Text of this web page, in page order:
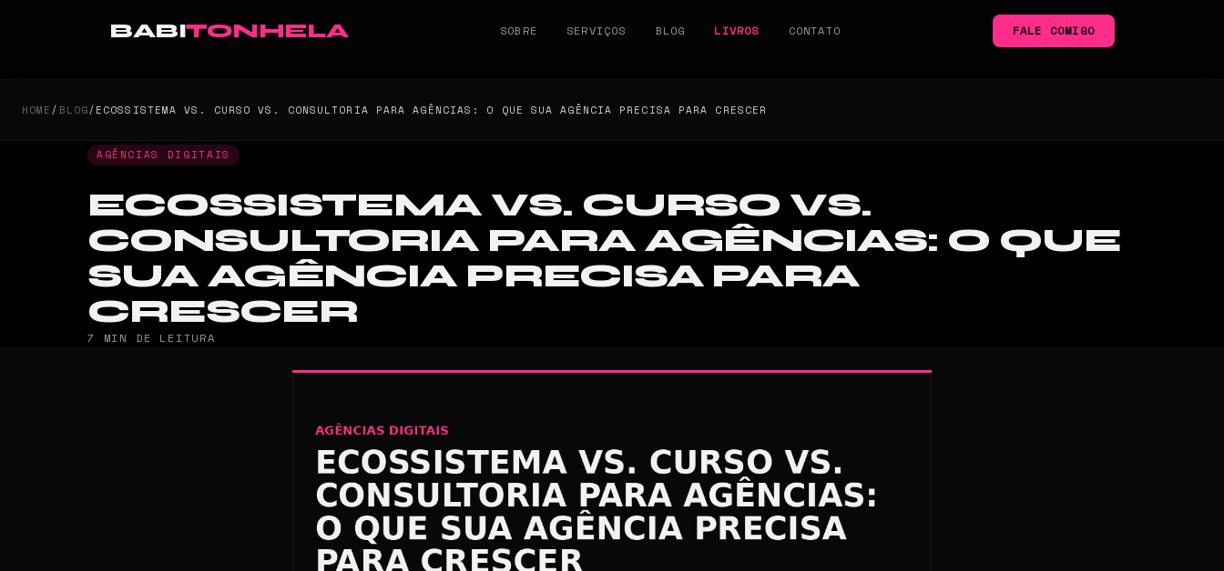
BABITONHELA SOBRE SERVIÇOS BLOG LIVROS CONTATO FALE COMIGO
HOME/BLOG/ECOSSISTEMA VS. CURSO VS. CONSULTORIA PARA AGÊNCIAS: O QUE SUA AGÊNCIA PRECISA PARA CRESCER
AGÊNCIAS DIGITAIS
ECOSSISTEMA VS. CURSO VS.
CONSULTORIA PARA AGÊNCIAS: O QUE
SUA AGÊNCIA PRECISA PARA
CRESCER
7 MIN DE LEITURA